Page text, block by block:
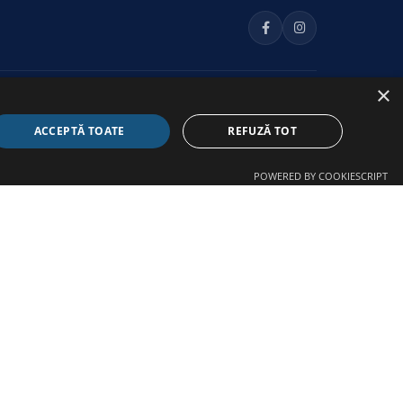
Politica de cookie-uri
Politica de confidențialitate
×
ACCEPTĂ TOATE REFUZĂ TOT
POWERED BY COOKIESCRIPT